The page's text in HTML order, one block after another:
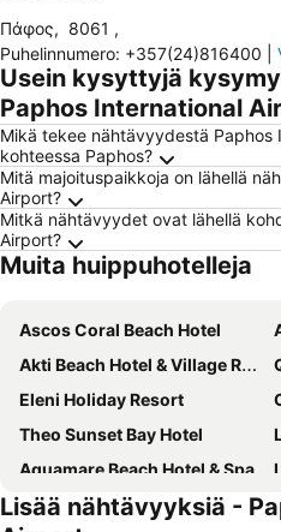
Πάφος, 8061 ,
Puhelinnumero: +357(24)816400
Usein kysyttyjä
Paphos International
Mikä tekee nähtävyydestä Paphos
kohteessa Paphos?
Mitä majoituspaikkoja on lähellä
Airport?
Mitkä nähtävyydet ovat lähellä
Airport?
Muita huippuhotelleja
Ascos Coral Beach Hotel
Akti Beach Hotel & Village Resort
Eleni Holiday Resort
Theo Sunset Bay Hotel
Aquamare Beach Hotel & Spa
Venus Beach Hotel
Lisää nähtävyyksiä -